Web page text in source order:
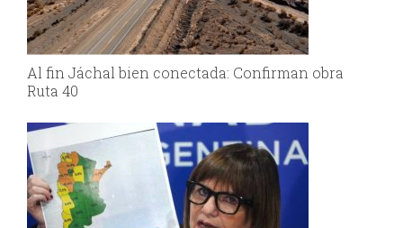
Al fin Jáchal bien conectada: Confirman obra
Ruta 40